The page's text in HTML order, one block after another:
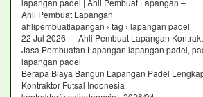
lapangan padel | Ahli Pembuat Lapangan –
Ahli Pembuat Lapangan
ahlipembuatlapangan › tag › lapangan padel
22 Jul 2026 — Ahli Pembuat Lapangan
Jasa Pembuatan Lapangan lapangan padel,
lapangan padel
Berapa Biaya Bangun Lapangan Padel
Kontraktor Futsal Indonesia